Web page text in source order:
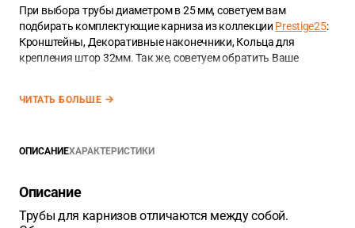
При выбора трубы диаметром в 25 мм, советуем вам
подбирать комплектующие карниза из коллекции Prestige25:
Кронштейны, Декоративные наконечники, Кольца для
крепления штор 32мм. Так же, советуем обратить Ваше
ЧИТАТЬ БОЛЬШЕ
ОПИСАНИЕХАРАКТЕРИСТИКИ
Описание
Трубы для карнизов отличаются между собой.